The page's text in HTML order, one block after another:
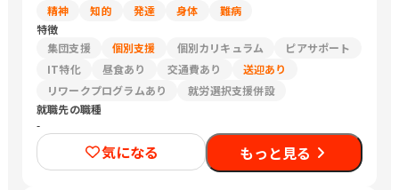
精神
知的 発達 身体
難病
特徴
集団支援
個別支援 個別カリキュラム
ピアサポート
IT特化
昼食あり 交通費あり
送迎あり
リワークプログラムあり
就労選択支援併設
就職先の職種
-
気になる もっと見る